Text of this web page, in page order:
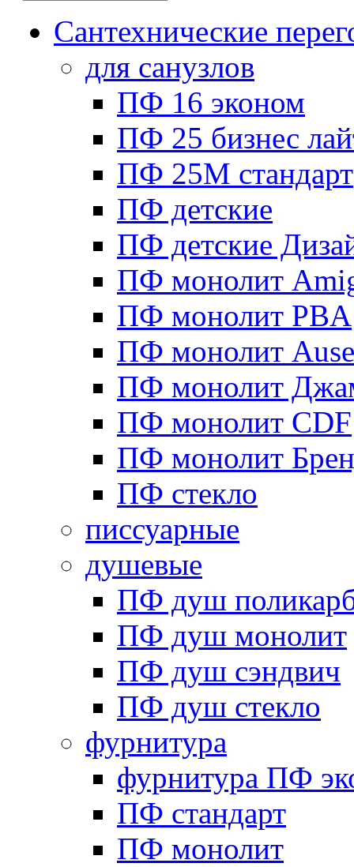
Сантехнические
для санузлов
ПФ 16 эконом
ПФ 25 бизнес
ПФ 25М стандарт
ПФ детские
ПФ детские
ПФ монолит
ПФ монолит PBA
ПФ монолит
ПФ монолит
ПФ монолит CDF
ПФ монолит
ПФ стекло
писсуарные
душевые
ПФ душ
ПФ душ монолит
ПФ душ сэндвич
ПФ душ стекло
фурнитура
фурнитура ПФ
ПФ стандарт
ПФ монолит